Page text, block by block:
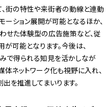
、街の特性や来街者の動線と連動
ション展開が可能となるほか、
せた体験型の広告施策など、従
可能となります。今後は、
みで得られる知見を活かしなが
体ネットワーク化も視野に入れ、
を推進してまいります。